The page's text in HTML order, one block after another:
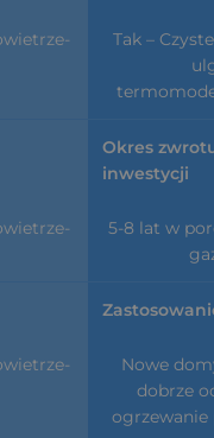
Tak –
Okres
inwestycji
5-8 lat w
Nowe
dobrze
ogrzewanie